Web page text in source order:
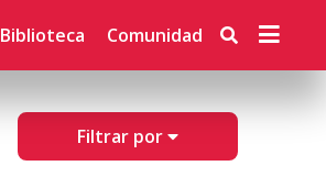
Biblioteca Comunidad
Filtrar por